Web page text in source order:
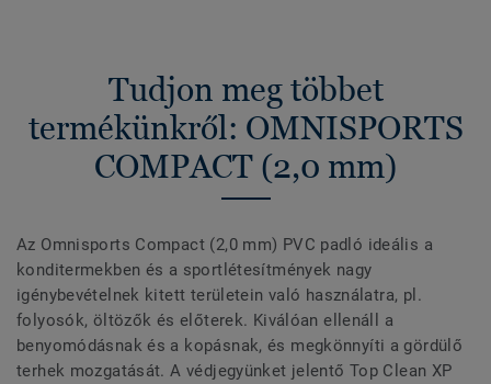
Tudjon meg többet
termékünkről: OMNISPORTS
COMPACT (2,0 mm)
Az Omnisports Compact (2,0 mm) PVC padló ideális a
konditermekben és a sportlétesítmények nagy
igénybevételnek kitett területein való használatra, pl.
folyosók, öltözők és előterek. Kiválóan ellenáll a
benyomódásnak és a kopásnak, és megkönnyíti a gördülő
terhek mozgatását. A védjegyünket jelentő Top Clean XP